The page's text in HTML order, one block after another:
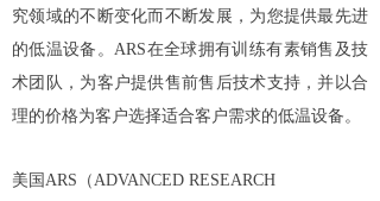
究领域的不断变化而不断发展，为您提供最先进
的低温设备。ARS在全球拥有训练有素销售及技
术团队，为客户提供售前售后技术支持，并以合
理的价格为客户选择适合客户需求的低温设备。
美国ARS（ADVANCED RESEARCH